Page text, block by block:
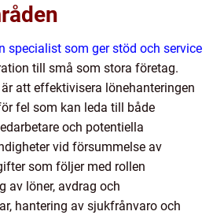
specialist som ger stöd och service
till små som stora företag.
att effektivisera lönehanteringen
fel som kan leda till både
och potentiella
vid försummelse av
som följer med rollen
av löner, avdrag och
hantering av sjukfrånvaro och